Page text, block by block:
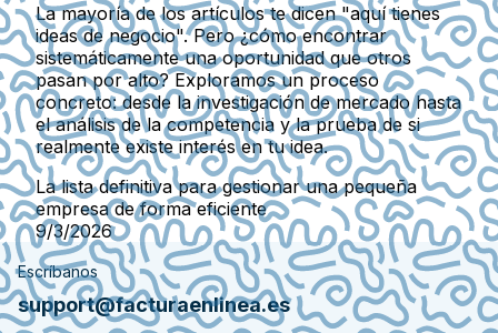
La mayoría de los artículos te dicen "aquí tienes
ideas de negocio". Pero ¿cómo encontrar
sistemáticamente una oportunidad que otros
pasan por alto? Exploramos un proceso
concreto: desde la investigación de mercado hasta
el análisis de la competencia y la prueba de si
realmente existe interés en tu idea.
La lista definitiva para gestionar una pequeña
empresa de forma eficiente
9/3/2026
Escríbanos
support@facturaenlinea.es